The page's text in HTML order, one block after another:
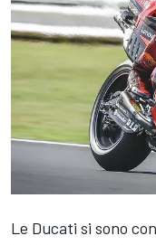
Le Ducati si sono